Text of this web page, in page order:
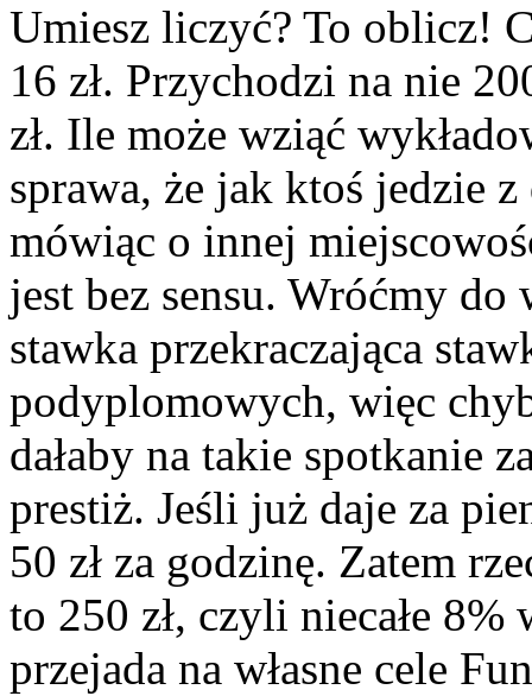
Umiesz liczyć? To oblicz!
16 zł. Przychodzi na nie
zł. Ile może wziąć
sprawa, że jak ktoś jedzie
mówiąc o innej
jest bez sensu. Wróćmy do
stawka przekraczająca
podyplomowych, więc
dałaby na takie spotkanie
prestiż. Jeśli już daje za
50 zł za godzinę. Zatem
to 250 zł, czyli niecałe 8%
przejada na własne cele